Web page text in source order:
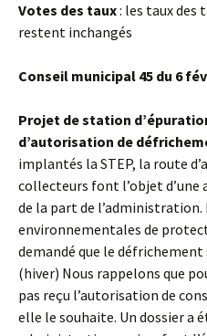
Votes des taux: les taux des
restent inchangés
Conseil municipal 45 du 6
Projet de station
d’autorisation de
implantés la STEP, la route
collecteurs font l’objet
de la part de l’administration.
environnementales de
demandé que le
(hiver) Nous rappelons que
pas reçu l’autorisation de
elle le souhaite. Un dossier a